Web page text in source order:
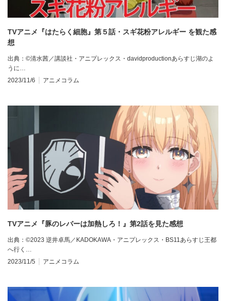
TVアニメ『はたらく細胞』第５話・スギ花粉アレルギー を観た感
想
出典：©清水茜／講談社・アニプレックス・davidproductionあらすじ湖のよ
うに…
2023/11/6
アニメコラム
TVアニメ『豚のレバーは加熱しろ！』第2話を見た感想
出典：©2023 逆井卓馬／KADOKAWA・アニプレックス・BS11あらすじ王都
へ行く…
2023/11/5
アニメコラム